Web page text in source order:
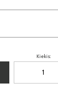
Kiekis: